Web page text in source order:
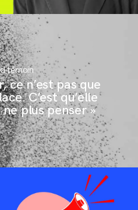
témoin
ce n’est pas que
C’est qu’elle
plus penser »